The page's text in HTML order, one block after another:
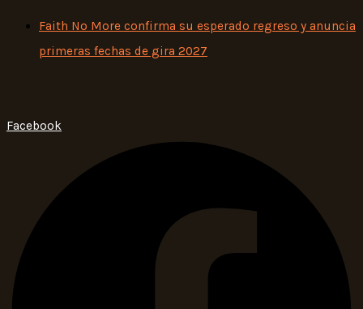
Faith No More confirma su esperado regreso y anuncia
primeras fechas de gira 2027
Facebook